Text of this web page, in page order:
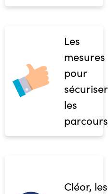
Les
mesures
pour
sécuriser
les
parcours
Cléor, les